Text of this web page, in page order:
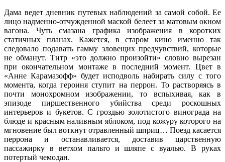
Дама ведет дневник путевых наблюдений за самой собой. Ее
лицо надменно-отчужденной маской белеет за матовым окном
вагона. Чуть смазана графика изображения в коротких
статичных планах. Кажется, в старом кино именно так
следовало подавать гамму зловещих предчувствий, которые
не обманут. Титр «это должно произойти» словно вырезан
при окончательном монтаже в последний момент. Цвет в
«Анне Карамазофф» будет исподволь набирать силу с того
момента, когда героиня ступит на перрон. То растворяясь в
почти монохромном изображении, то вспыхивая, как в
эпизоде пиршественного убийства среди роскошных
интерьеров и букетов. С гроздью золотистого винограда на
блюде и красным наливным яблоком, под кожуру которого на
мгновение был воткнут отравленный шприц… Поезд касается
перрона и останавливается, доставив царственную
пассажирку в ветхом пальто и шляпе с вуалью. В руках
потертый чемодан.